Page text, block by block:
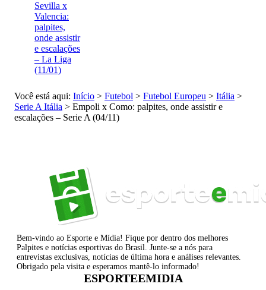
Sevilla x
Valencia:
palpites,
onde assistir
e escalações
– La Liga
(11/01)
Você está aqui: Início > Futebol > Futebol Europeu > Itália >
Serie A Itália > Empoli x Como: palpites, onde assistir e
escalações – Serie A (04/11)
Bem-vindo ao Esporte e Mídia! Fique por dentro dos melhores
Palpites e notícias esportivas do Brasil. Junte-se a nós para
entrevistas exclusivas, notícias de última hora e análises relevantes.
Obrigado pela visita e esperamos mantê-lo informado!
ESPORTEEMIDIA